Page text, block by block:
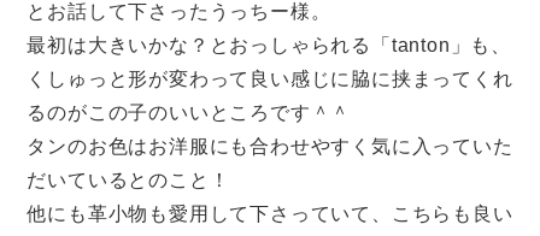
とお話して下さったうっちー様。
最初は大きいかな？とおっしゃられる「tanton」も、
くしゅっと形が変わって良い感じに脇に挟まってくれ
るのがこの子のいいところです＾＾
タンのお色はお洋服にも合わせやすく気に入っていた
だいているとのこと！
他にも革小物も愛用して下さっていて、こちらも良い